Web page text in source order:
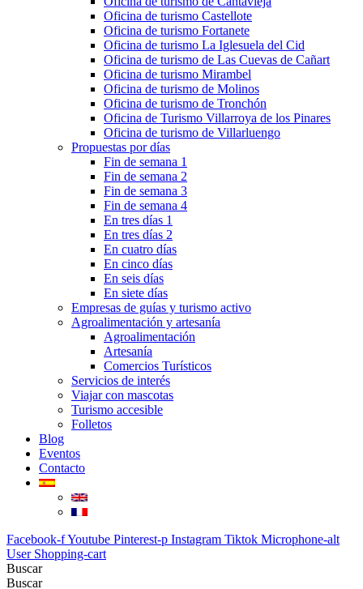
Oficina de turismo Castellote
Oficina de turismo Fortanete
Oficina de turismo La Iglesuela del Cid
Oficina de turismo de Las Cuevas de Cañart
Oficina de turismo Mirambel
Oficina de turismo de Molinos
Oficina de turismo de Tronchón
Oficina de Turismo Villarroya de los Pinares
Oficina de turismo de Villarluengo
Propuestas por días
Fin de semana 1
Fin de semana 2
Fin de semana 3
Fin de semana 4
En tres días 1
En tres días 2
En cuatro días
En cinco días
En seis días
En siete días
Empresas de guías y turismo activo
Agroalimentación y artesanía
Agroalimentación
Artesanía
Comercios Turísticos
Servicios de interés
Viajar con mascotas
Turismo accesible
Folletos
Blog
Eventos
Contacto
Facebook-fYoutube Pinterest-p Instagram Tiktok Microphone-alt
User Shopping-cart
Buscar
Buscar